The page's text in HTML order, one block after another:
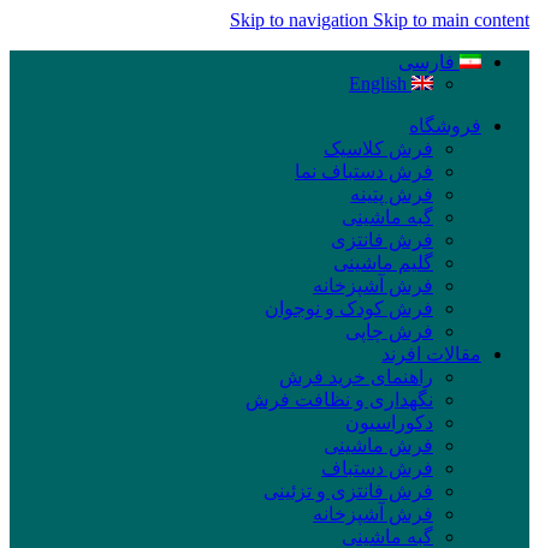
Skip to navigation Skip to main content
فارسی
English
فروشگاه
فرش کلاسیک
فرش دستباف نما
فرش پتینه
گبه ماشینی
فرش فانتزی
گلیم ماشینی
فرش آشپزخانه
فرش کودک و نوجوان
فرش چاپی
مقالات افرند
راهنمای خرید فرش
نگهداری و نظافت فرش
دکوراسیون
فرش ماشینی
فرش دستباف
فرش فانتزی و تزئینی
فرش آشپزخانه
گبه ماشینی